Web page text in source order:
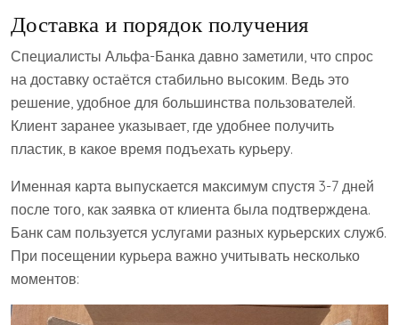
Доставка и порядок получения
Специалисты Альфа-Банка давно заметили, что спрос
на доставку остаётся стабильно высоким. Ведь это
решение, удобное для большинства пользователей.
Клиент заранее указывает, где удобнее получить
пластик, в какое время подъехать курьеру.
Именная карта выпускается максимум спустя 3-7 дней
после того, как заявка от клиента была подтверждена.
Банк сам пользуется услугами разных курьерских служб.
При посещении курьера важно учитывать несколько
моментов: